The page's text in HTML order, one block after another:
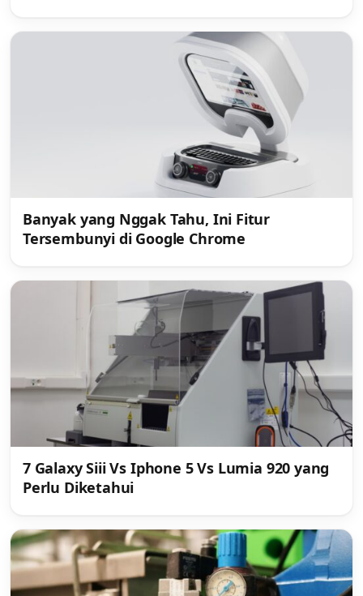
Banyak yang Nggak Tahu, Ini Fitur
Tersembunyi di Google Chrome
7 Galaxy Siii Vs Iphone 5 Vs Lumia 920 yang
Perlu Diketahui